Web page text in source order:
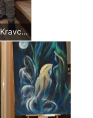
015 Miša MIhajlo Kravcev – Aleksandar Saša Šurbatović